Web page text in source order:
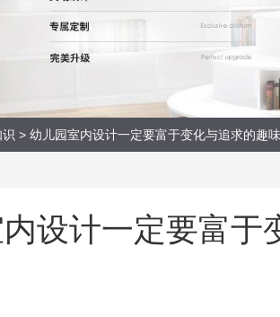
> 幼儿园室内设计一定要富于变化与追求的趣
设计一定要富于